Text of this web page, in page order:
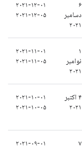
۶
دسامبر
۲۰۲۱
۲۰۲۱-۱۲-۰۱
۲۰۲۱-۱۲-۰۵
۱
نوامبر
۲۰۲۱
۲۰۲۱-۱۱-۰۱
۲۰۲۱-۱۱-۰۵
۴ اکتبر
۲۰۲۱
۲۰۲۱-۱۰-۰۱
۲۰۲۱-۱۰-۰۵
۷
۲۰۲۱-۰۹-۰۱